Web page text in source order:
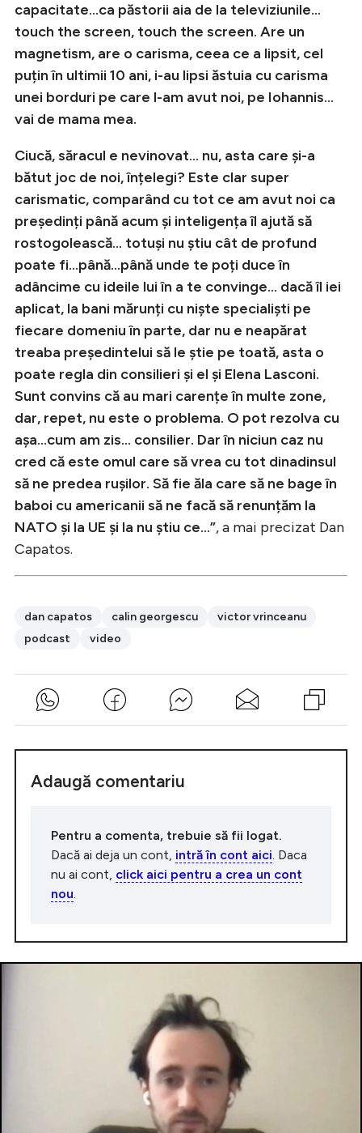
capacitate…ca păstorii aia de la televiziunile…
touch the screen, touch the screen. Are un
magnetism, are o carisma, ceea ce a lipsit, cel
puțin în ultimii 10 ani, i-au lipsi ăstuia cu carisma
unei borduri pe care l-am avut noi, pe Iohannis…
vai de mama mea.
Ciucă, săracul e nevinovat… nu, asta care și-a
bătut joc de noi, înțelegi? Este clar super
carismatic, comparând cu tot ce am avut noi ca
președinți până acum și inteligența îl ajută să
rostogolească… totuși nu știu cât de profund
poate fi…până…până unde te poți duce în
adâncime cu ideile lui în a te convinge… dacă îl iei
aplicat, la bani mărunți cu niște specialiști pe
fiecare domeniu în parte, dar nu e neapărat
treaba președintelui să le știe pe toată, asta o
poate regla din consilieri și el și Elena Lasconi.
Sunt convins că au mari carențe în multe zone,
dar, repet, nu este o problema. O pot rezolva cu
așa…cum am zis… consilier. Dar în niciun caz nu
cred că este omul care să vrea cu tot dinadinsul
să ne predea rușilor. Să fie ăla care să ne bage în
baboi cu americanii să ne facă să renunțăm la
NATO și la UE și la nu știu ce…”, a mai precizat Dan
Capatos.
dan capatos calin georgescu
victor vrinceanu
podcast
video
Adaugă comentariu
Pentru a comenta, trebuie să fii logat.
Dacă ai deja un cont, intră în cont aici. Daca
nu ai cont, click aici pentru a crea un cont
nou.